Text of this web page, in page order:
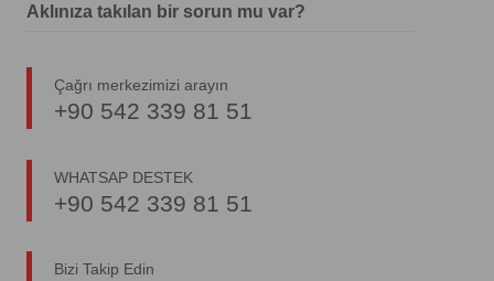
Aklınıza takılan bir sorun mu var?
Çağrı merkezimizi arayın
+90 542 339 81 51
WHATSAP DESTEK
+90 542 339 81 51
Bizi Takip Edin